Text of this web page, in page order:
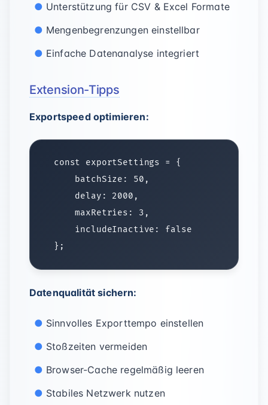
Unterstützung für CSV & Excel Formate
Mengenbegrenzungen einstellbar
Einfache Datenanalyse integriert
Extension-Tipps
Exportspeed optimieren:
Datenqualität sichern:
Sinnvolles Exporttempo einstellen
Stoßzeiten vermeiden
Browser-Cache regelmäßig leeren
Stabiles Netzwerk nutzen